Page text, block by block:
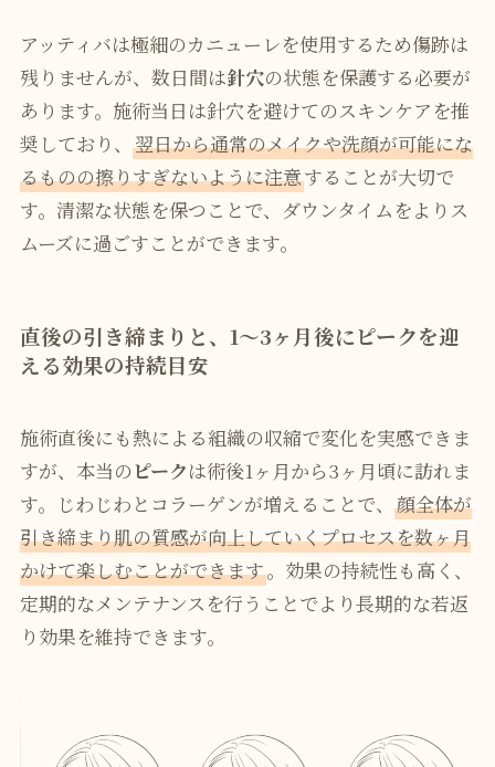
アッティバは極細のカニューレを使用するため傷跡は
残りませんが、数日間は針穴の状態を保護する必要が
あります。施術当日は針穴を避けてのスキンケアを推
奨しており、 翌日から通常のメイクや洗顔が可能にな
るものの擦りすぎないように注意することが大切で
す。清潔な状態を保つことで、ダウンタイムをよりス
ムーズに過ごすことができます。
直後の引き締まりと、1〜3ヶ月後にピークを迎
える効果の持続目安
施術直後にも熱による組織の収縮で変化を実感できま
すが、本当のピークは術後1ヶ月から3ヶ月頃に訪れま
す。じわじわとコラーゲンが増えることで、 顔全体が
引き締まり肌の質感が向上していくプロセスを数ヶ月
かけて楽しむことができます。効果の持続性も高く、
定期的なメンテナンスを行うことでより長期的な若返
り効果を維持できます。